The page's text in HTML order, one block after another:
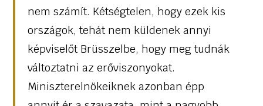
nem számít. Kétségtelen, hogy ezek kis
országok, tehát nem küldenek annyi
képviselőt Brüsszelbe, hogy meg tudnák
változtatni az erőviszonyokat.
Miniszterelnökeiknek azonban épp